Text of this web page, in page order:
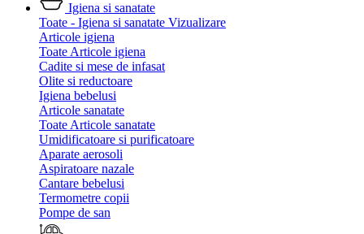
Igiena si sanatate
Toate - Igiena si sanatate Vizualizare
Articole igiena
Toate Articole igiena
Cadite si mese de infasat
Olite si reductoare
Igiena bebelusi
Articole sanatate
Toate Articole sanatate
Umidificatoare si purificatoare
Aparate aerosoli
Aspiratoare nazale
Cantare bebelusi
Termometre copii
Pompe de san